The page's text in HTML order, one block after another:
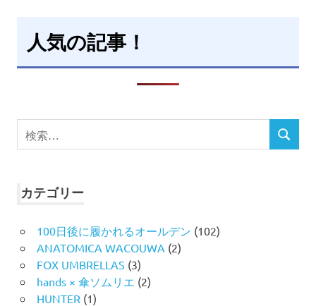
人気の記事！
検
索
検
カテゴリー
100日後に履かれるオールデン (102)
ANATOMICA WACOUWA (2)
FOX UMBRELLAS (3)
hands × 傘ソムリエ (2)
HUNTER (1)